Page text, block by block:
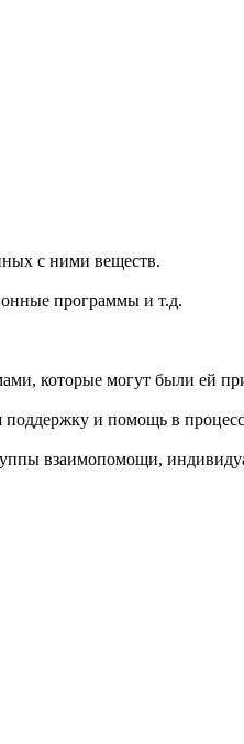
с ними веществ.
программы и т.д.
которые могут были ей
поддержку и помощь в
взаимопомощи,